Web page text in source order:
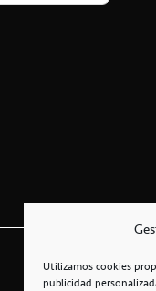
Utilizamos cookies
publicidad